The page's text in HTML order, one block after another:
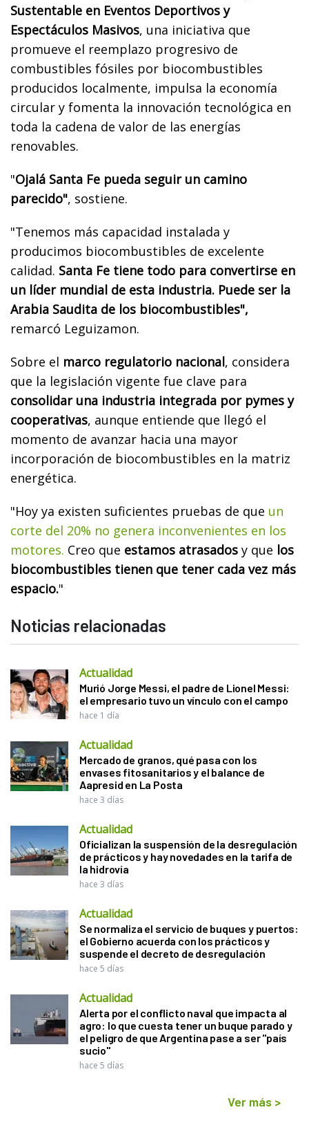
Sustentable en Eventos Deportivos y
Espectáculos Masivos, una iniciativa que
promueve el reemplazo progresivo de
combustibles fósiles por biocombustibles
producidos localmente, impulsa la economía
circular y fomenta la innovación tecnológica en
toda la cadena de valor de las energías
renovables.
"Ojalá Santa Fe pueda seguir un camino
parecido", sostiene.
"Tenemos más capacidad instalada y
producimos biocombustibles de excelente
calidad. Santa Fe tiene todo para convertirse en
un líder mundial de esta industria. Puede ser la
Arabia Saudita de los biocombustibles",
remarcó Leguizamon.
Sobre el marco regulatorio nacional, considera
que la legislación vigente fue clave para
consolidar una industria integrada por pymes y
cooperativas, aunque entiende que llegó el
momento de avanzar hacia una mayor
incorporación de biocombustibles en la matriz
energética.
"Hoy ya existen suficientes pruebas de que un
corte del 20% no genera inconvenientes en los
motores. Creo que estamos atrasados y que los
biocombustibles tienen que tener cada vez más
espacio."
Noticias relacionadas
Actualidad
Murió Jorge Messi, el padre de Lionel Messi:
el empresario tuvo un vínculo con el campo
hace 1 día
Actualidad
Mercado de granos, qué pasa con los
envases fitosanitarios y el balance de
Aapresid en La Posta
hace 3 días
Actualidad
Oficializan la suspensión de la desregulación
de prácticos y hay novedades en la tarifa de
la hidrovía
hace 3 días
Actualidad
Se normaliza el servicio de buques y puertos:
el Gobierno acuerda con los prácticos y
suspende el decreto de desregulación
hace 5 días
Actualidad
Alerta por el conflicto naval que impacta al
agro: lo que cuesta tener un buque parado y
el peligro de que Argentina pase a ser "país
sucio"
hace 5 días
Ver más >